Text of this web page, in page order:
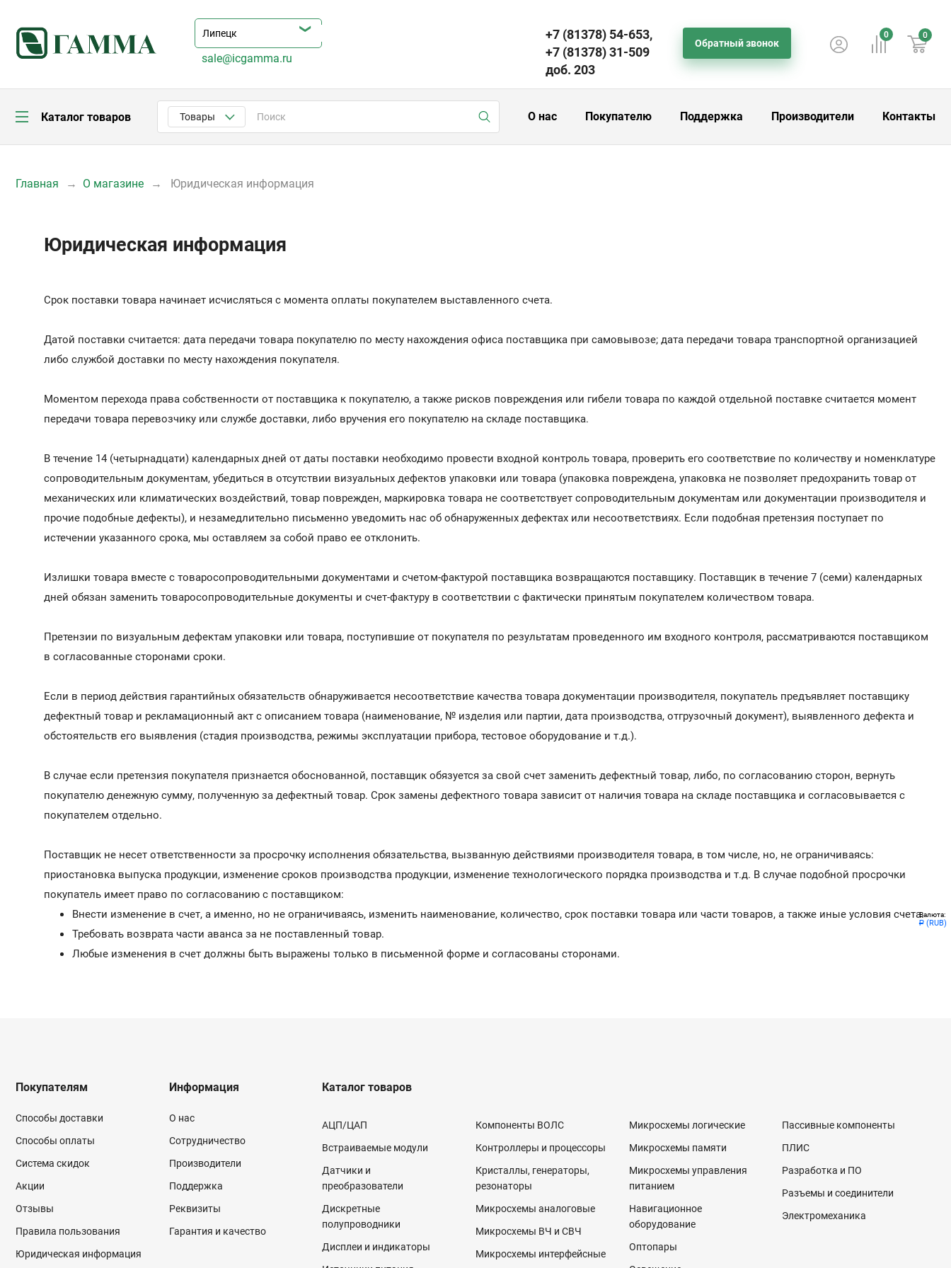
Валюта:
Р (RUB)
+7 (81378) 54-653,
+7 (81378) 31-509
доб. 203
Обратный звонок
sale@icgamma.ru
0 0
Каталог товаров Товары О нас Покупателю Поддержка Производители Контакты
Главная О магазине Юридическая информация
Юридическая информация
Срок поставки товара начинает исчисляться с момента оплаты покупателем выставленного счета.
Датой поставки считается: дата передачи товара покупателю по месту нахождения офиса поставщика при самовывозе; дата передачи товара транспортной организацией
либо службой доставки по месту нахождения покупателя.
Моментом перехода права собственности от поставщика к покупателю, а также рисков повреждения или гибели товара по каждой отдельной поставке считается момент
передачи товара перевозчику или службе доставки, либо вручения его покупателю на складе поставщика.
В течение 14 (четырнадцати) календарных дней от даты поставки необходимо провести входной контроль товара, проверить его соответствие по количеству и номенклатуре
сопроводительным документам, убедиться в отсутствии визуальных дефектов упаковки или товара (упаковка повреждена, упаковка не позволяет предохранить товар от
механических или климатических воздействий, товар поврежден, маркировка товара не соответствует сопроводительным документам или документации производителя и
прочие подобные дефекты), и незамедлительно письменно уведомить нас об обнаруженных дефектах или несоответствиях. Если подобная претензия поступает по
истечении указанного срока, мы оставляем за собой право ее отклонить.
Излишки товара вместе с товаросопроводительными документами и счетом-фактурой поставщика возвращаются поставщику. Поставщик в течение 7 (семи) календарных
дней обязан заменить товаросопроводительные документы и счет-фактуру в соответствии с фактически принятым покупателем количеством товара.
Претензии по визуальным дефектам упаковки или товара, поступившие от покупателя по результатам проведенного им входного контроля, рассматриваются поставщиком
в согласованные сторонами сроки.
Если в период действия гарантийных обязательств обнаруживается несоответствие качества товара документации производителя, покупатель предъявляет поставщику
дефектный товар и рекламационный акт с описанием товара (наименование, № изделия или партии, дата производства, отгрузочный документ), выявленного дефекта и
обстоятельств его выявления (стадия производства, режимы эксплуатации прибора, тестовое оборудование и т.д.).
В случае если претензия покупателя признается обоснованной, поставщик обязуется за свой счет заменить дефектный товар, либо, по согласованию сторон, вернуть
покупателю денежную сумму, полученную за дефектный товар. Срок замены дефектного товара зависит от наличия товара на складе поставщика и согласовывается с
покупателем отдельно.
Поставщик не несет ответственности за просрочку исполнения обязательства, вызванную действиями производителя товара, в том числе, но, не ограничиваясь:
приостановка выпуска продукции, изменение сроков производства продукции, изменение технологического порядка производства и т.д. В случае подобной просрочки
покупатель имеет право по согласованию с поставщиком:
Внести изменение в счет, а именно, но не ограничиваясь, изменить наименование, количество, срок поставки товара или части товаров, а также иные условия счета.
Требовать возврата части аванса за не поставленный товар.
Любые изменения в счет должны быть выражены только в письменной форме и согласованы сторонами.
Покупателям
Способы доставки
Способы оплаты
Система скидок
Акции
Отзывы
Правила пользования
Юридическая информация
Информация
О нас
Сотрудничество
Производители
Поддержка
Реквизиты
Гарантия и качество
Каталог товаров
АЦП/ЦАП
Встраиваемые модули
Датчики и
преобразователи
Дискретные
полупроводники
Дисплеи и индикаторы
Компоненты ВОЛС
Контроллеры и процессоры
Кристаллы, генераторы,
резонаторы
Микросхемы аналоговые
Микросхемы ВЧ и СВЧ
Микросхемы интерфейсные
Микросхемы логические
Микросхемы памяти
Микросхемы управления
питанием
Навигационное
оборудование
Оптопары
Пассивные компоненты
ПЛИС
Разработка и ПО
Разъемы и соединители
Электромеханика